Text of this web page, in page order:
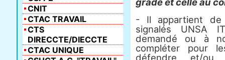
- Il appartient
signalés UNSA
demandé ou à
compléter pour
défendre et/
CNIT
CTAC TRAVAIL
CTS
DIRECCTE/DIECCTE
CTAC UNIQUE